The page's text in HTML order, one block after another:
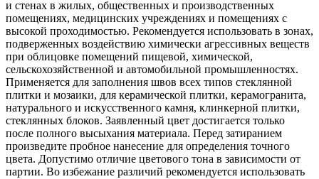
и стенах в жилых, общественных и производственных
помещениях, медицинских учреждениях и помещениях с
высокой проходимостью. Рекомендуется использовать в зонах,
подверженных воздействию химически агрессивных веществ
при облицовке помещений пищевой, химической,
сельскохозяйственной и автомобильной промышленностях.
Применяется для заполнения швов всех типов стеклянной
плитки и мозаики, для керамической плитки, керамогранита,
натурального и искусственного камня, клинкерной плитки,
стеклянных блоков. Заявленный цвет достигается только
после полного высыхания материала. Перед затиранием
произведите пробное нанесение для определения точного
цвета. Допустимо отличие цветового тона в зависимости от
партии. Во избежание различий рекомендуется использовать